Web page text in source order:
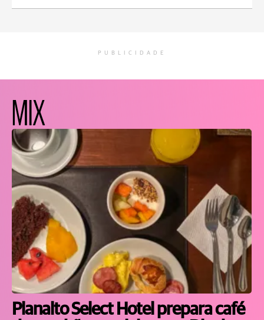
PUBLICIDADE
MIX
Planalto Select Hotel prepara café